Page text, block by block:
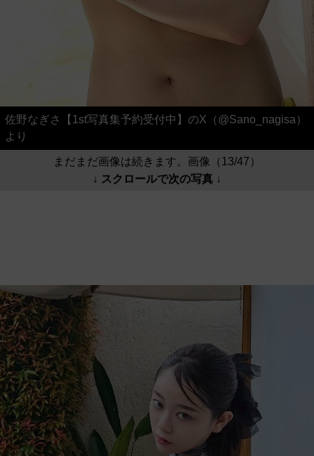
佐野なぎさ【1st写真集予約受付中】のX（@Sano_nagisa）
より
まだまだ画像は続きます。画像（13/47）
↓ スクロールで次の写真 ↓